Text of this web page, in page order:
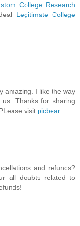
College Research
Legitimate College
amazing. I like the way
Thanks for sharing
visit picbear
and refunds?
all doubts related to